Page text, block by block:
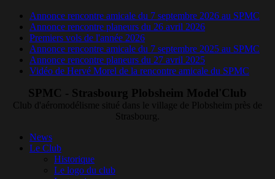
Annonce rencontre amicale du 7 septembre 2026 au SPMC
Annonce rencontre planeurs du 26 avril 2026
Premiers vols de l'année 2026
Annonce rencontre amicale du 7 septembre 2025 au SPMC
Annonce rencontre planeurs du 27 avril 2025
Vidéo de Hervé Morel de la rencontre amicale du SPMC
SPMC - Strasbourg Plobsheim Model'Club
Club d'aéromodélisme situé dans le village de Plobsheim près de
Strasbourg.
News
Le Club
Historique
Le logo du club